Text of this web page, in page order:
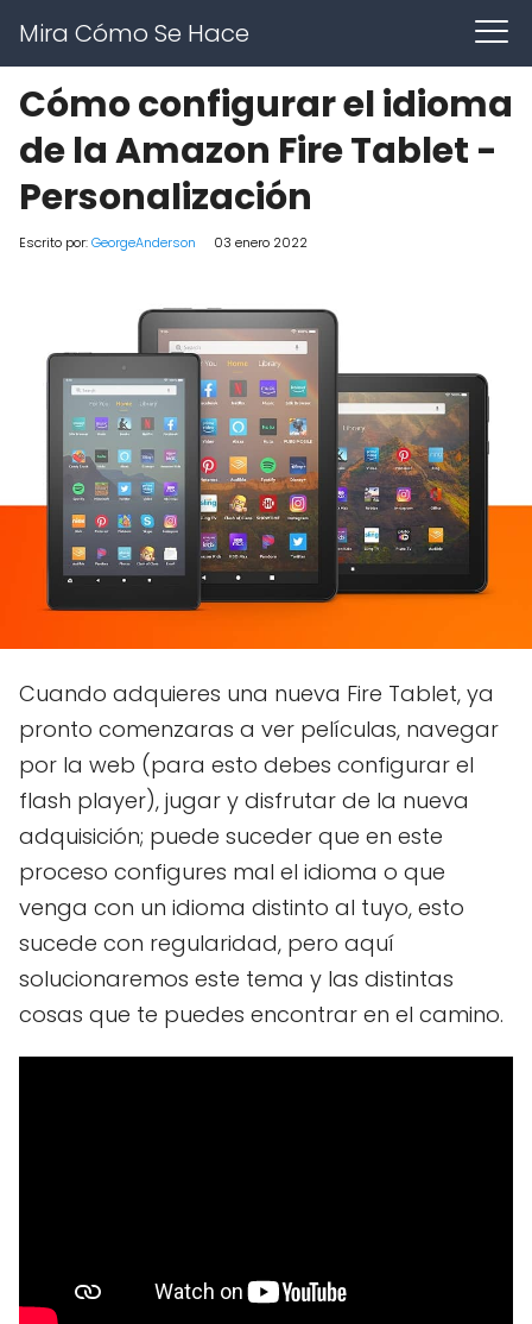
Mira Cómo Se Hace
Cómo configurar el idioma
de la Amazon Fire Tablet -
Personalización
Escrito por:GeorgeAnderson 03 enero 2022
Cuando adquieres una nueva Fire Tablet, ya
pronto comenzaras a ver películas, navegar
por la web (para esto debes configurar el
flash player), jugar y disfrutar de la nueva
adquisición; puede suceder que en este
proceso configures mal el idioma o que
venga con un idioma distinto al tuyo, esto
sucede con regularidad, pero aquí
solucionaremos este tema y las distintas
cosas que te puedes encontrar en el camino.